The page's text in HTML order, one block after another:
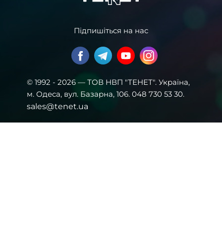
Підпишіться на нас
© 1992 - 2026 — ТОВ НВП "ТЕНЕТ". Українa,
м. Одеса, вул. Базарна, 106. 048 730 53 30.
sales@tenet.ua